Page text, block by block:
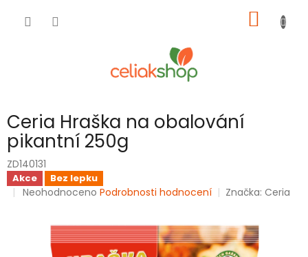
KOŠÍK
Ceria Hraška na obalování
pikantní 250g
ZD140131
Akce Bez lepku
Průměrné
Neohodnoceno Podrobnosti hodnocení Značka: Ceria